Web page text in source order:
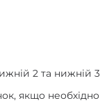
2 та нижній
якщо